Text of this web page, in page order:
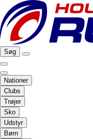
Søg
Nationer
Clubs
Trøjer
Sko
Udstyr
Børn